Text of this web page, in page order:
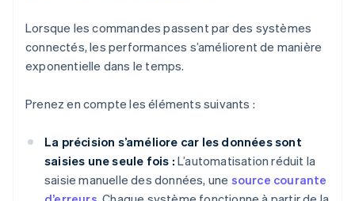
Lorsque les commandes passent par des systèmes
connectés, les performances s’améliorent de manière
exponentielle dans le temps.
Prenez en compte les éléments suivants :
La précision s’améliore car les données sont
saisies une seule fois : L’automatisation réduit la
saisie manuelle des données, une source courante